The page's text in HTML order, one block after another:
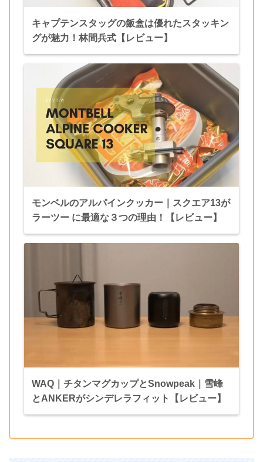
キャプテンスタッグの飯盒は優れたスタッキン
グが魅力！林間兵式【レビュー】
モンベルのアルパインクッカー｜スクエア13が
ラーツー に最適な３つの理由！【レビュー】
WAQ｜チタンマグカップとSnowpeak｜雪峰
とANKERがシンデレラフィット【レビュー】